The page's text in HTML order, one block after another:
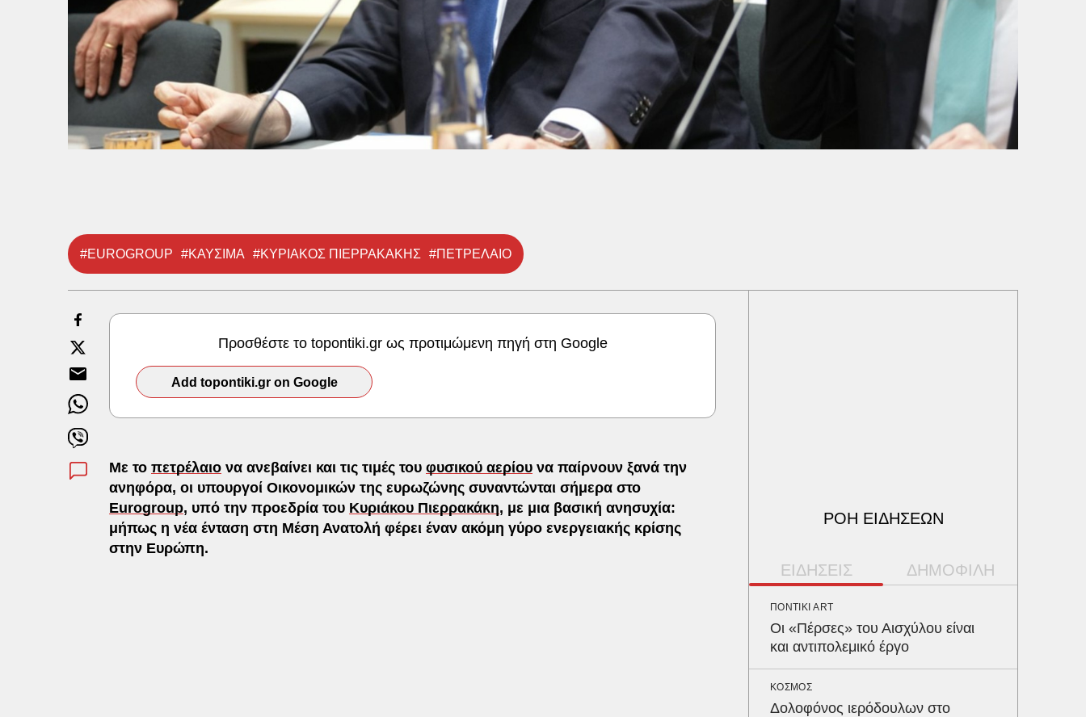
#EUROGROUP #ΚΑΥΣΙΜΑ #ΚΥΡΙΑΚΟΣ ΠΙΕΡΡΑΚΑΚΗΣ #ΠΕΤΡΕΛΑΙΟ
Προσθέστε το topontiki.gr ως προτιμώμενη πηγή στη Google
Add topontiki.gr on Google
Με το πετρέλαιο να ανεβαίνει και τις τιμές του φυσικού αερίου να παίρνουν ξανά την
ανηφόρα, οι υπουργοί Οικονομικών της ευρωζώνης συναντώνται σήμερα στο
Eurogroup, υπό την προεδρία του Κυριάκου Πιερρακάκη, με μια βασική ανησυχία:
μήπως η νέα ένταση στη Μέση Ανατολή φέρει έναν ακόμη γύρο ενεργειακής κρίσης
στην Ευρώπη.
ΡΟΗ ΕΙΔΗΣΕΩΝ
ΕΙΔΗΣΕΙΣ ΔΗΜΟΦΙΛΗ
ΠΟΝΤΙΚΙ ART
Οι «Πέρσες» του Αισχύλου είναι
και αντιπολεμικό έργο
ΚΟΣΜΟΣ
Δολοφόνος ιερόδουλων στο